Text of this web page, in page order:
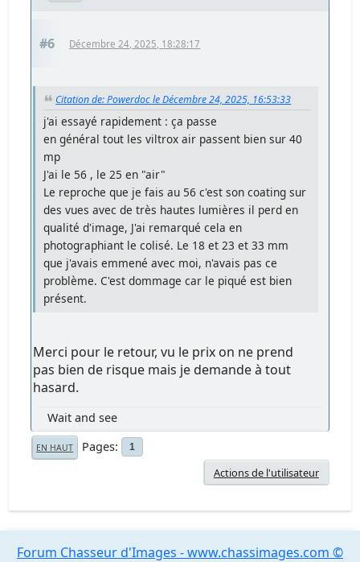
#6 Décembre 24, 2025, 18:28:17
Citation de: Powerdoc le Décembre 24, 2025, 16:53:33
j'ai essayé rapidement : ça passe
en général tout les viltrox air passent bien sur 40
mp
J'ai le 56 , le 25 en "air"
Le reproche que je fais au 56 c'est son coating sur
des vues avec de très hautes lumières il perd en
qualité d'image, J'ai remarqué cela en
photographiant le colisé. Le 18 et 23 et 33 mm
que j'avais emmené avec moi, n'avais pas ce
problème. C'est dommage car le piqué est bien
présent.
Merci pour le retour, vu le prix on ne prend
pas bien de risque mais je demande à tout
hasard.
Wait and see
EN HAUT Pages 1
Actions de l'utilisateur
Forum Chasseur d'Images - www.chassimages.com ©